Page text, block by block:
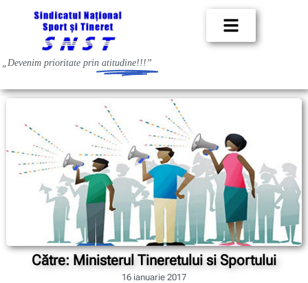
„Devenim prioritate prin atitudine!!!”
Către: Ministerul Tineretului si Sportului
16 ianuarie 2017